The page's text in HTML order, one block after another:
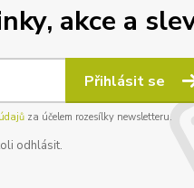
akce a
Přihlásit se
za účelem rozesílky newsletteru.
odhlásit.